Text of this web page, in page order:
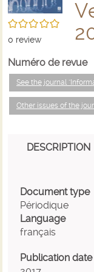
/5
0 review
Numéro de revue
See the journal
Other issues of the
DESCRIPTION
Document type
Périodique
Language
français
Publication date